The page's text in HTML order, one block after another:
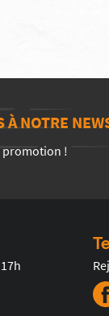
À NOTRE
promotion !